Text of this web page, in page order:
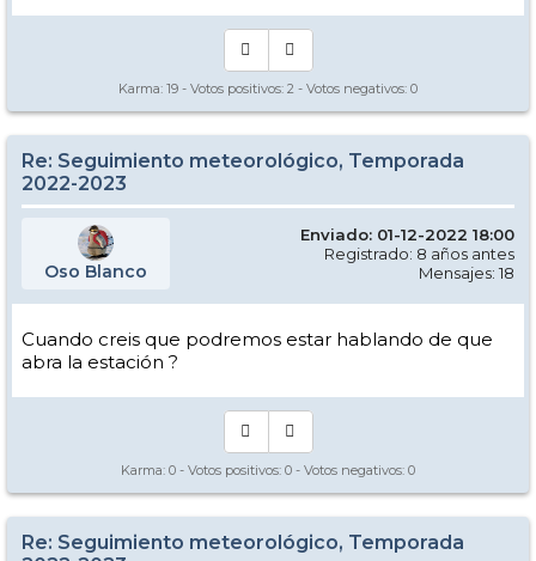
Karma: 19 - Votos positivos: 2 - Votos negativos: 0
Re: Seguimiento meteorológico, Temporada
2022-2023
Oso Blanco
Enviado: 01-12-2022 18:00
Registrado: 8 años antes
Mensajes: 18
Cuando creis que podremos estar hablando de que
abra la estación ?
Karma: 0 - Votos positivos: 0 - Votos negativos: 0
Re: Seguimiento meteorológico, Temporada